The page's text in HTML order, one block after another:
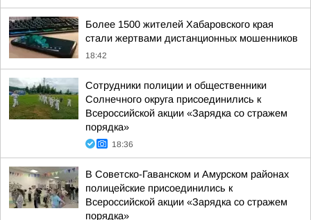
Более 1500 жителей Хабаровского края
стали жертвами дистанционных мошенников
18:42
Сотрудники полиции и общественники
Солнечного округа присоединились к
Всероссийской акции «Зарядка со стражем
порядка»
18:36
В Советско-Гаванском и Амурском районах
полицейские присоединились к
Всероссийской акции «Зарядка со стражем
порядка»